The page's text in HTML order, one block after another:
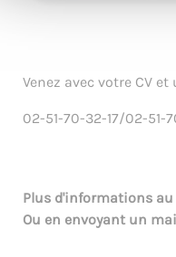
Venez avec votre CV
02-51-70-32-17/02-51-
Plus d'informations au
Ou en envoyant un